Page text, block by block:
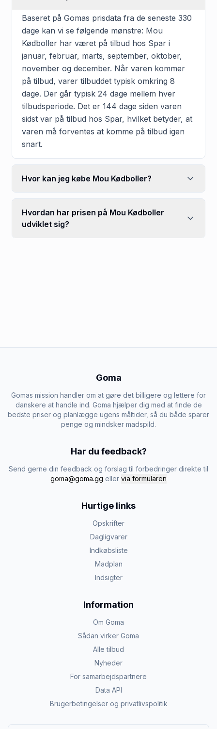
Baseret på Gomas prisdata fra de seneste 330
dage kan vi se følgende mønstre: Mou
Kødboller har været på tilbud hos Spar i
januar, februar, marts, september, oktober,
november og december. Når varen kommer
på tilbud, varer tilbuddet typisk omkring 8
dage. Der går typisk 24 dage mellem hver
tilbudsperiode. Det er 144 dage siden varen
sidst var på tilbud hos Spar, hvilket betyder, at
varen må forventes at komme på tilbud igen
snart.
Hvor kan jeg købe Mou Kødboller?
Hvordan har prisen på Mou Kødboller
udviklet sig?
Goma
Gomas mission handler om at gøre det billigere og lettere for
danskere at handle ind. Goma hjælper dig med at finde de
bedste priser og planlægge ugens måltider, så du både sparer
penge og mindsker madspild.
Har du feedback?
Send gerne din feedback og forslag til forbedringer direkte til
goma@goma.gg eller via formularen
Hurtige links
Opskrifter
Dagligvarer
Indkøbsliste
Madplan
Indsigter
Information
Om Goma
Sådan virker Goma
Alle tilbud
Nyheder
For samarbejdspartnere
Data API
Brugerbetingelser og privatlivspolitik